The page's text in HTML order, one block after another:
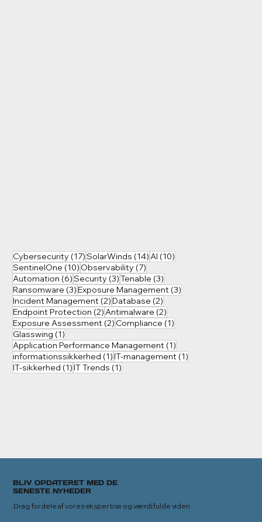
Cybersecurity (17) 17 indlæg
SolarWinds (14) 14 indlæg
AI (10)
SentinelOne (10) 10 indlæg
Observability (7)
Automation (6) 6 indlæg
Security (3)3 indlæg
Tenable (3)
Ransomware (3)3 indlæg
Exposure Management (3)
Incident Management (2)2 indlæg
Database (2)
Endpoint Protection (2) 2 indlæg
Antimalware (2)
Exposure Assessment (2) 2 indlæg
Compliance (1)
Glasswing (1)
Application Performance Management (1)
informationssikkerhed (1)1 indlæg
IT-management (1)
IT-sikkerhed (1)1 indlæg
IT Trends (1)
BLIV OPDATERET MED DE
SENESTE NYHEDER
Drag fordele af vores ekspertise og værdifulde viden